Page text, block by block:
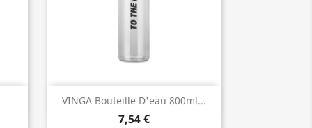
VINGA Bouteille D'eau 800ml...
7,54 €
Aperçu rapide